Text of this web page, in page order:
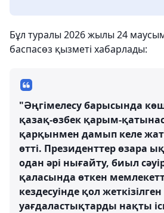
Бұл туралы 2026 жылы 24
баспасөз қызметі хабарлады:
"Әңгімелесу барысында
қазақ-өзбек қарым-
қарқынмен дамып келе
өтті. Президенттер өзара
одан әрі нығайту, биыл
қаласында өткен
кездесуінде қол жеткізілген
уағдаластықтарды нақты